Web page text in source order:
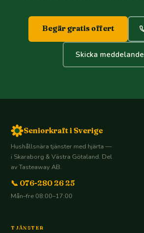
Begär gratis offert
Skicka meddelande
Seniorkraft i Sverige
Hushållsnära tjänster med hjärta —
i Skaraborg & Västra Götaland. Del
av Tasteaway AB.
📞 076-280 26 25
Mån–fre 08:00–17:00
TJÄNSTER